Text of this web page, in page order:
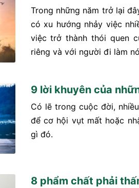
Trong những năm trở lại
có xu hướng nhảy việc
việc trở thành thói quen
riêng và với người đi làm
9 lời khuyên của
Có lẽ trong cuộc đời,
để cơ hội vụt mất hoặc
gì đó.
8 phẩm chất phải